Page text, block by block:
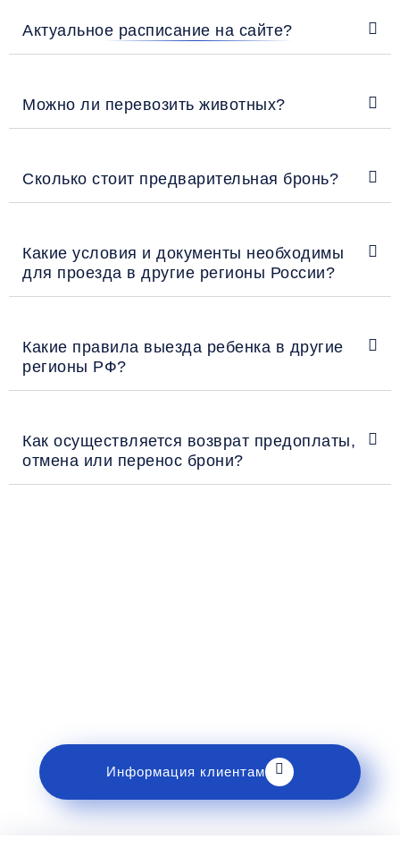
Актуальное расписание на сайте?
Можно ли перевозить животных?
Сколько стоит предварительная бронь?
Какие условия и документы необходимы
для проезда в другие регионы России?
Какие правила выезда ребенка в другие
регионы РФ?
Как осуществляется возврат предоплаты,
отмена или перенос брони?
Информация клиентам